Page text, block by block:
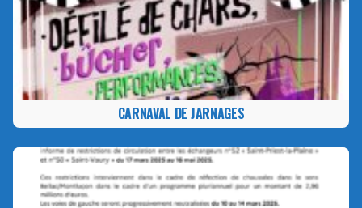
CARNAVAL DE JARNAGES